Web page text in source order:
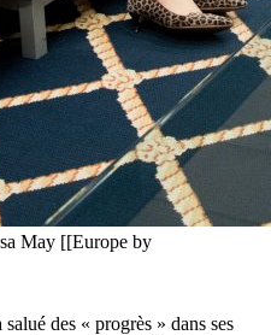
May [[Europe by
des « progrès » dans ses